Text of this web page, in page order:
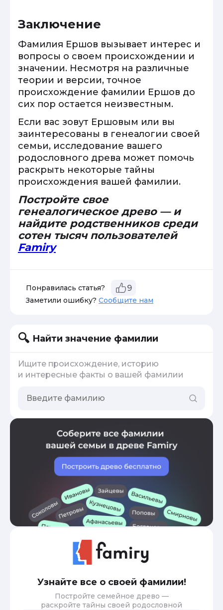
Заключение
Фамилия Ершов вызывает интерес и
вопросы о своем происхождении и
значении. Несмотря на различные
теории и версии, точное
происхождение фамилии Ершов до
сих пор остается неизвестным.
Если вас зовут Ершовым или вы
заинтересованы в генеалогии своей
семьи, исследование вашего
родословного древа может помочь
раскрыть некоторые тайны
происхождения вашей фамилии.
Постройте свое
генеалогическое древо — и
найдите родственников среди
сотен тысяч пользователей
Famiry
Понравилась статья? 9
Заметили ошибку? Сообщите нам
Найти значение фамилии
Ищите происхождение, историю
и интересные факты о вашей фамилии
Узнайте все о своей фамилии!
Постройте семейное древо —
раскройте тайны своей родословной